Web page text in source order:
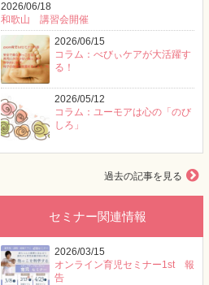
2026/06/18
和歌山 講習会開催
2026/06/15
コラム：べびぃケアが大活躍す
る！
2026/05/12
コラム：ユーモアは心の「のび
しろ」
過去の記事を見る
セミナー関連情報
2026/03/15
オンライン育児セミナー1st 報
告